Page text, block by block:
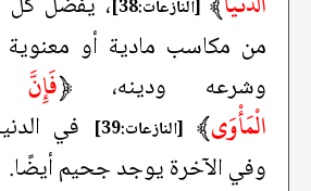
[النازعات:38]
من مكاسب مادية أو معنوية
وشرعه ودينه، ﴿فَإِنَّ
الْمَأْوَى﴾ [النازعات:39]
في
وفي الآخرة يوجد جحيم أيضًا.